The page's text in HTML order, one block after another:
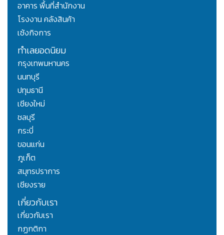
อาคาร พื้นที่สำนักงาน
โรงงาน คลังสินค้า
เซ้งกิจการ
ทำเลยอดนิยม
กรุงเทพมหานคร
นนทบุรี
ปทุมธานี
เชียงใหม่
ชลบุรี
กระบี่
ขอนแก่น
ภูเก็ต
สมุทรปราการ
เชียงราย
เกี่ยวกับเรา
เกี่ยวกับเรา
กฏกติกา